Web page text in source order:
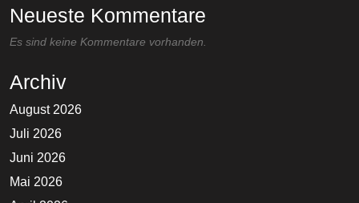
Neueste Kommentare
Es sind keine Kommentare vorhanden.
Archiv
August 2026
Juli 2026
Juni 2026
Mai 2026